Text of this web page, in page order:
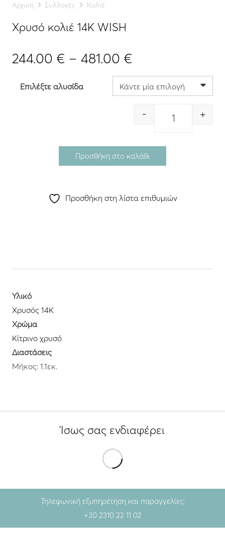
Αρχική Συλλογές Κολιέ
Χρυσό κολιέ 14K WISH
244.00 € – 481.00 €
range:
244.00 €
through
481.00 €
Επιλέξτε αλυσίδα
Quantity
- +
Προσθήκη στο καλάθι
Προσθήκη στη λίστα επιθυμιών
Υλικό
Χρυσός 14K
Χρώμα
Κίτρινο χρυσό
Διαστάσεις
Μήκος: 1.1εκ.
Ίσως σας ενδιαφέρει
Τηλεφωνική εξυπηρέτηση και παραγγελίες:
+30 2310 22 11 02